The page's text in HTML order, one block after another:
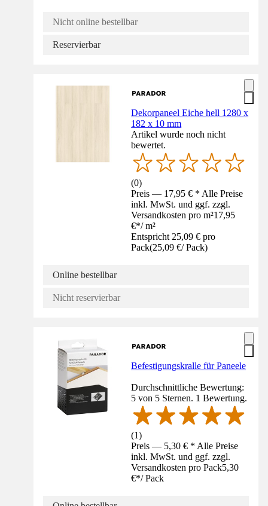
Nicht online bestellbar
Reservierbar
Dekorpaneel Eiche hell 1280 x
182 x 10 mm
Artikel wurde noch nicht
bewertet.
(0)
Preis — 17,95 € * Alle Preise
inkl. MwSt. und ggf. zzgl.
Versandkosten pro m²17,95
€*/ m²
Entspricht 25,09 € pro
Pack(25,09 €/ Pack)
Online bestellbar
Nicht reservierbar
Befestigungskralle für Paneele
Durchschnittliche Bewertung:
5 von 5 Sternen. 1 Bewertung.
(1)
Preis — 5,30 € * Alle Preise
inkl. MwSt. und ggf. zzgl.
Versandkosten pro Pack5,30
€*/ Pack